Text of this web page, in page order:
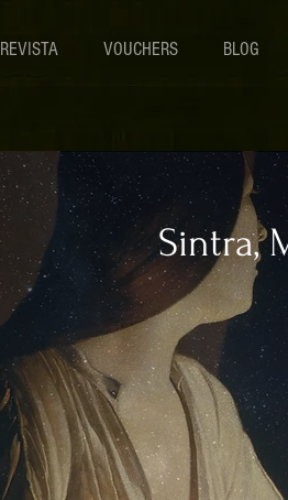
REVISTA VOUCHERS BLOG
Sintra,